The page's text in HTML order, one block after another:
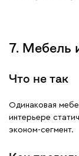
7. Мебель
Что не так
Одинаковая
интерьере
эконом-сегмент.